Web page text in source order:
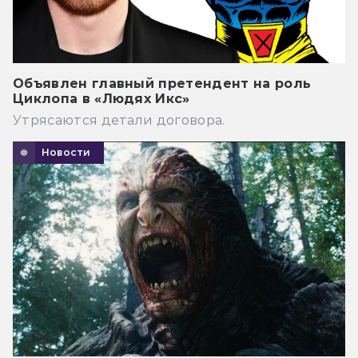
Объявлен главный претендент на роль
Циклопа в «Людях Икс»
Утрясаются детали договора.
Новости